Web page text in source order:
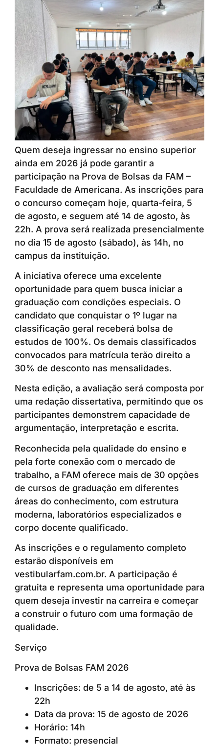
Quem deseja ingressar no ensino superior
ainda em 2026 já pode garantir a
participação na Prova de Bolsas da FAM –
Faculdade de Americana. As inscrições para
o concurso começam hoje, quarta-feira, 5
de agosto, e seguem até 14 de agosto, às
22h. A prova será realizada presencialmente
no dia 15 de agosto (sábado), às 14h, no
campus da instituição.
A iniciativa oferece uma excelente
oportunidade para quem busca iniciar a
graduação com condições especiais. O
candidato que conquistar o 1º lugar na
classificação geral receberá bolsa de
estudos de 100%. Os demais classificados
convocados para matrícula terão direito a
30% de desconto nas mensalidades.
Nesta edição, a avaliação será composta por
uma redação dissertativa, permitindo que os
participantes demonstrem capacidade de
argumentação, interpretação e escrita.
Reconhecida pela qualidade do ensino e
pela forte conexão com o mercado de
trabalho, a FAM oferece mais de 30 opções
de cursos de graduação em diferentes
áreas do conhecimento, com estrutura
moderna, laboratórios especializados e
corpo docente qualificado.
As inscrições e o regulamento completo
estarão disponíveis em
vestibularfam.com.br. A participação é
gratuita e representa uma oportunidade para
quem deseja investir na carreira e começar
a construir o futuro com uma formação de
qualidade.
Serviço
Prova de Bolsas FAM 2026
Inscrições: de 5 a 14 de agosto, até às
22h
Data da prova: 15 de agosto de 2026
Horário: 14h
Formato: presencial